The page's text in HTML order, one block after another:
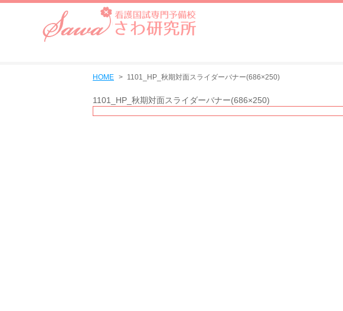
HOME 1101_HP_秋期対面スライダーバナー(686×250)
1101_HP_秋期対面スライダーバナー(686×250)